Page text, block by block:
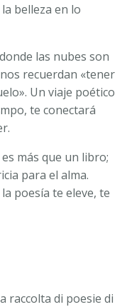
belleza en lo
las nubes son
recuerdan «tener
Un viaje poético
te conectará
es más que un libro;
para el alma.
poesía te eleve, te
raccolta di poesie di